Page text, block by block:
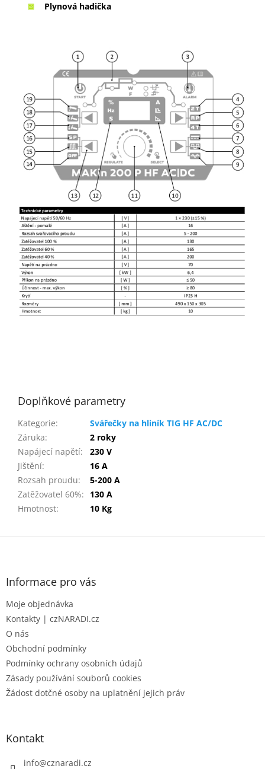
Plynová hadička
Doplňkové parametry
Kategorie:
Svářečky na hliník TIG HF AC/DC
Záruka:
2 roky
Napájecí napětí:
230 V
Jištění:
16 A
Rozsah proudu:
5-200 A
Zatěžovatel 60%:
130 A
Hmotnost: 10 Kg
Z
Informace pro vás
Moje objednávka
Kontakty | czNARADI.cz
O nás
Obchodní podmínky
Podmínky ochrany osobních údajů
Zásady používání souborů cookies
Žádost dotčné osoby na uplatnění jejich práv
Kontakt
info@cznaradi.cz